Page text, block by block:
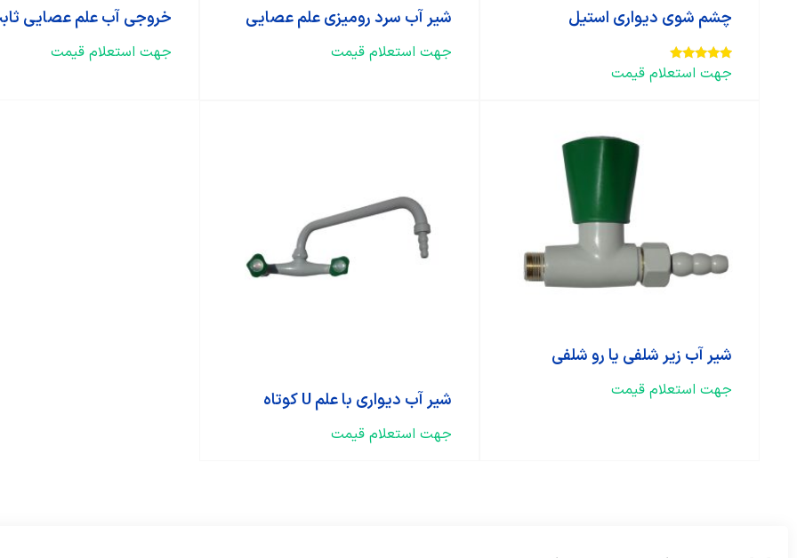
چشم شوی دیواری استیل
امتیاز
5.00
جهت استعلام قیمت
شیر آب سرد رومیزی علم عصایی
جهت استعلام قیمت
خروجی آب علم عصایی
جهت استعلام قیمت
شیر آب زیر شلفی یا رو شلفی
جهت استعلام قیمت شیر آب دیواری با علم U کوتاه
جهت استعلام قیمت